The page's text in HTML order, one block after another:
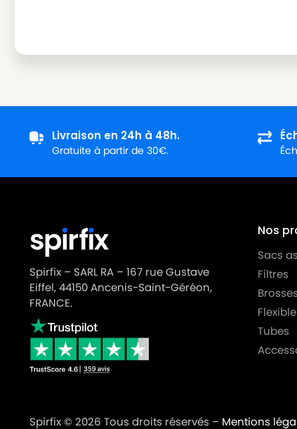
ROWENTA
ROWENTA RS-RT9976
ROWENTA
ROWENTA ZR 0039 01
Livraison en 24h à 48h.
Gratuite à partir de 30€.
Spirfix – SARL RA – 167 rue Gustave
Eiffel, 44150 Ancenis-Saint-Géréon,
FRANCE.
Nos
Sacs
Filtres
Brosses
Tubes
Spirfix © 2026 Tous droits réservés – Mentions